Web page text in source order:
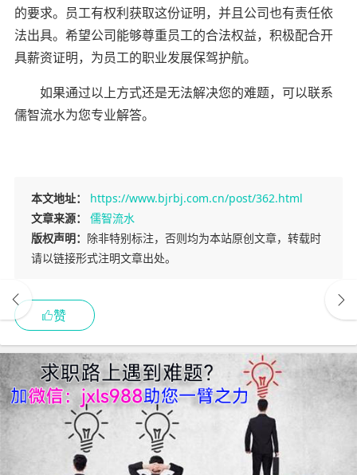
的要求。员工有权利获取这份证明，并且公司也有责任依
法出具。希望公司能够尊重员工的合法权益，积极配合开
具薪资证明，为员工的职业发展保驾护航。
如果通过以上方式还是无法解决您的难题，可以联系
儒智流水为您专业解答。
本文地址：
https://www.bjrbj.com.cn/post/362.html
文章来源：
儒智流水
版权声明： 除非特别标注，否则均为本站原创文章，转载时
请以链接形式注明文章出处。
赞